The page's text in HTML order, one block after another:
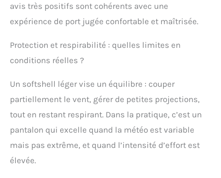
avis très positifs sont cohérents avec une
expérience de port jugée confortable et maîtrisée.
Protection et respirabilité : quelles limites en
conditions réelles ?
Un softshell léger vise un équilibre : couper
partiellement le vent, gérer de petites projections,
tout en restant respirant. Dans la pratique, c’est un
pantalon qui excelle quand la météo est variable
mais pas extrême, et quand l’intensité d’effort est
élevée.